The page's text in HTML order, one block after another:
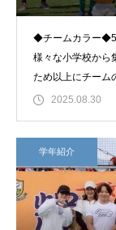
◆チームカラー◆5
様々な小学校から
ため以上にチーム
2025.08.30
学年紹介